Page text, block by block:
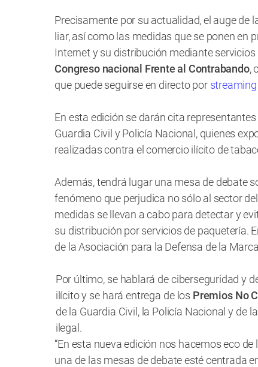
Precisamente por su actualidad, el auge de
liar, así como las medidas que se ponen
Internet y su distribución mediante servicios
Congreso nacional Frente al Contrabando,
que puede seguirse en directo por
En esta edición se darán cita
Guardia Civil y Policía Nacional, quienes
realizadas contra el comercio ilícito de
Además, tendrá lugar una mesa de debate
fenómeno que perjudica no sólo al sector
medidas se llevan a cabo para detectar y
su distribución por servicios de paquetería.
de la Asociación para la Defensa de la
Por último, se hablará de ciberseguridad y
ilícito y se hará entrega de los Premios No
de la Guardia Civil, la Policía Nacional y de
ilegal.
“En esta nueva edición nos hacemos eco
una de las mesas de debate esté centrada